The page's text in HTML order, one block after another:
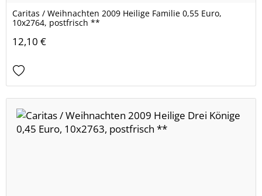
Caritas / Weihnachten 2009 Heilige Familie 0,55 Euro,
10x2764, postfrisch **
12,10 €